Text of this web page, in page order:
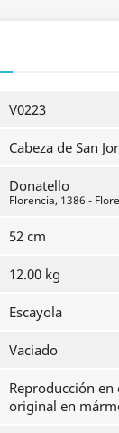
V0223
Cabeza de San
Donatello
Florencia, 1386 -
52 cm
12.00 kg
Escayola
Vaciado
Reproducción
original en